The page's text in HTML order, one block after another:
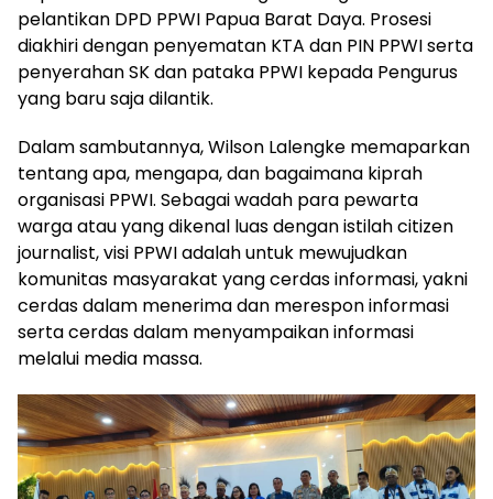
pelantikan DPD PPWI Papua Barat Daya. Prosesi
diakhiri dengan penyematan KTA dan PIN PPWI serta
penyerahan SK dan pataka PPWI kepada Pengurus
yang baru saja dilantik.
Dalam sambutannya, Wilson Lalengke memaparkan
tentang apa, mengapa, dan bagaimana kiprah
organisasi PPWI. Sebagai wadah para pewarta
warga atau yang dikenal luas dengan istilah citizen
journalist, visi PPWI adalah untuk mewujudkan
komunitas masyarakat yang cerdas informasi, yakni
cerdas dalam menerima dan merespon informasi
serta cerdas dalam menyampaikan informasi
melalui media massa.